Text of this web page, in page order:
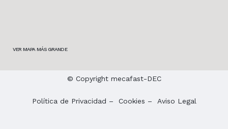
VER MAPA MÁS GRANDE
© Copyright mecafast-DEC
Política de Privacidad – Cookies – Aviso Legal